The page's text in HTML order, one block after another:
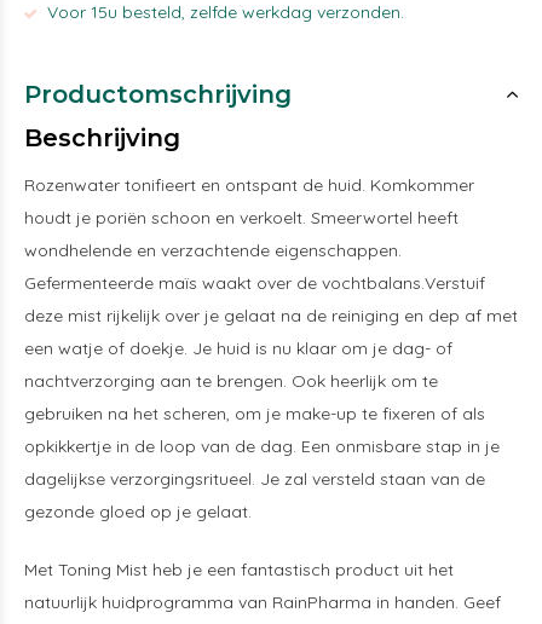
Voor 15u besteld, zelfde werkdag verzonden.
Productomschrijving
Beschrijving
Rozenwater tonifieert en ontspant de huid. Komkommer
houdt je poriën schoon en verkoelt. Smeerwortel heeft
wondhelende en verzachtende eigenschappen.
Gefermenteerde maïs waakt over de vochtbalans.Verstuif
deze mist rijkelijk over je gelaat na de reiniging en dep af met
een watje of doekje. Je huid is nu klaar om je dag- of
nachtverzorging aan te brengen. Ook heerlijk om te
gebruiken na het scheren, om je make-up te fixeren of als
opkikkertje in de loop van de dag. Een onmisbare stap in je
dagelijkse verzorgingsritueel. Je zal versteld staan van de
gezonde gloed op je gelaat.
Met Toning Mist heb je een fantastisch product uit het
natuurlijk huidprogramma van RainPharma in handen. Geef